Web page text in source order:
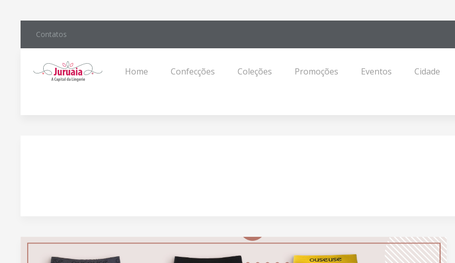
Contatos
Home Confecções Coleções Promoções Eventos Cidade